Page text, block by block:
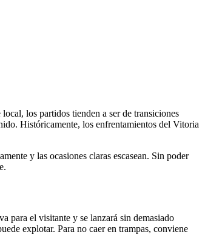
los partidos tienden a ser de transiciones
Históricamente, los enfrentamientos del Vitoria
y las ocasiones claras escasean. Sin poder
para el visitante y se lanzará sin demasiado
explotar. Para no caer en trampas, conviene